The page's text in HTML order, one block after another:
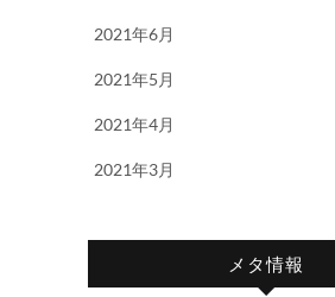
2021年6月
2021年5月
2021年4月
2021年3月
メタ情報